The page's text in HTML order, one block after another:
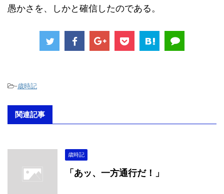
愚かさを、しかと確信したのである。
-歳時記
関連記事
歳時記
「あッ、一方通行だ！」